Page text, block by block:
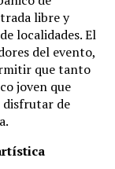
libre y
localidades. El
del evento,
que tanto
joven que
disfrutar de